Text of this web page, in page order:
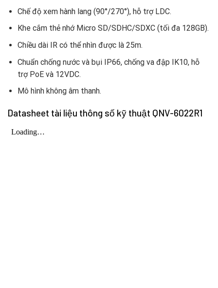
Chế độ xem hành lang (90°/270°), hỗ trợ LDC.
Khe cắm thẻ nhớ Micro SD/SDHC/SDXC (tối đa 128GB).
Chiều dài IR có thể nhìn được là 25m.
Chuẩn chống nước và bụi IP66, chống va đập IK10, hỗ
trợ PoE và 12VDC.
Mô hình không âm thanh.
Datasheet tài liệu thông số kỹ thuật QNV-6022R1